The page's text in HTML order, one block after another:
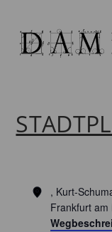
Adresse
, Kurt-
Frankfurt am